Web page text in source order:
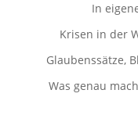
In
Krisen in der
Glaubenssätze,
Was genau